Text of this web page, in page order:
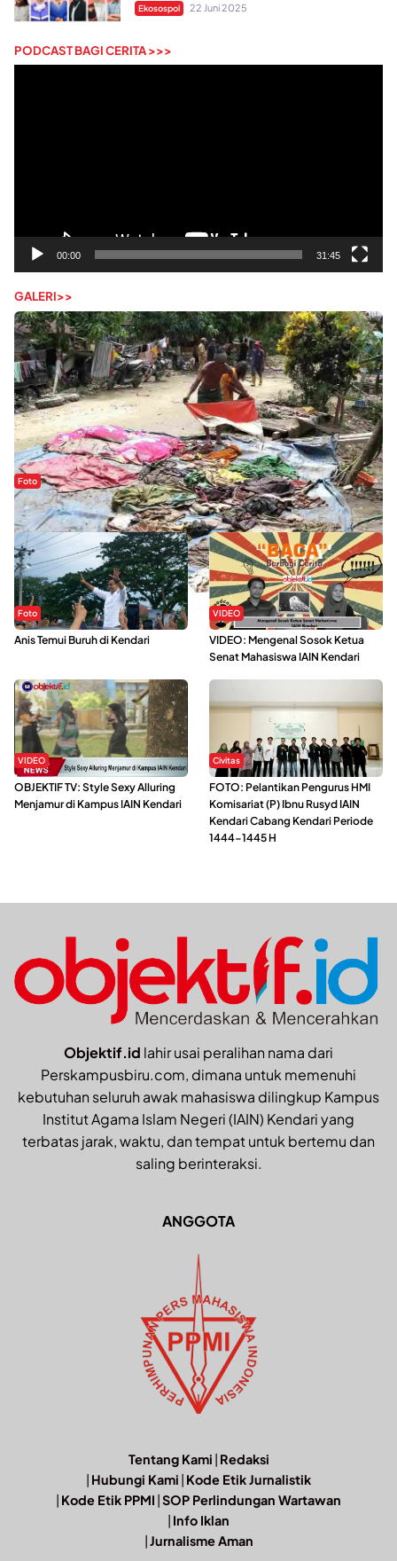
Ekosospol 22 Juni 2025
PODCAST BAGI CERITA >>>
00:00 31:45
GALERI>>
Foto
Sejak Banjir Bandang, Warga Butuhkan Air Bersih
Foto
Anis Temui Buruh di Kendari
VIDEO
VIDEO: Mengenal Sosok Ketua
Senat Mahasiswa IAIN Kendari
VIDEO
OBJEKTIF TV: Style Sexy Alluring
Menjamur di Kampus IAIN Kendari
Civitas
FOTO: Pelantikan Pengurus HMI
Komisariat (P) Ibnu Rusyd IAIN
Kendari Cabang Kendari Periode
1444-1445 H
Objektif.id lahir usai peralihan nama dari
Perskampusbiru.com, dimana untuk memenuhi
kebutuhan seluruh awak mahasiswa dilingkup Kampus
Institut Agama Islam Negeri (IAIN) Kendari yang
terbatas jarak, waktu, dan tempat untuk bertemu dan
saling berinteraksi.
ANGGOTA
Tentang Kami | Redaksi
| Hubungi Kami | Kode Etik Jurnalistik
| Kode Etik PPMI |SOP Perlindungan Wartawan
| Info Iklan
|Jurnalisme Aman